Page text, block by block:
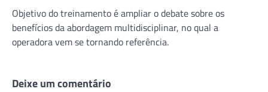
Objetivo do treinamento é ampliar o debate sobre os
benefícios da abordagem multidisciplinar, no qual a
operadora vem se tornando referência.
Deixe um comentário